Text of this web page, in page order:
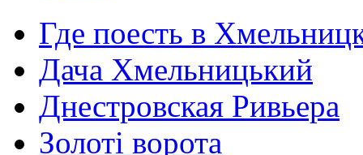
Где поесть в
Дача Хмельницький
Днестровская Ривьера
Золоті ворота